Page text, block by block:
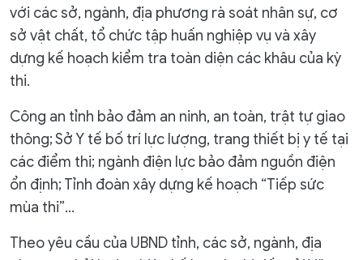
với các sở, ngành, địa phương rà soát nhân sự, cơ
sở vật chất, tổ chức tập huấn nghiệp vụ và xây
dựng kế hoạch kiểm tra toàn diện các khâu của kỳ
thi.
Công an tỉnh bảo đảm an ninh, an toàn, trật tự giao
thông; Sở Y tế bố trí lực lượng, trang thiết bị y tế tại
các điểm thi; ngành điện lực bảo đảm nguồn điện
ổn định; Tỉnh đoàn xây dựng kế hoạch “Tiếp sức
mùa thi”…
Theo yêu cầu của UBND tỉnh, các sở, ngành, địa